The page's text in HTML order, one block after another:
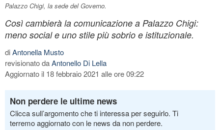
Palazzo Chigi, la sede del Governo.
Così cambierà la comunicazione a Palazzo Chigi:
meno social e uno stile più sobrio e istituzionale.
diAntonella Musto
revisionato daAntonello Di Lella
Aggiornato il 18 febbraio 2021 alle ore 09:22
Non perdere le ultime news
Clicca sull’argomento che ti interessa per seguirlo. Ti
terremo aggiornato con le news da non perdere.